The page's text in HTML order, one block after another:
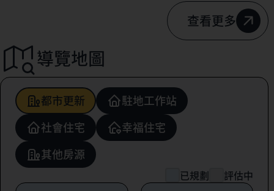
查看更多
導覽地圖
都市更新
駐地工作站
社會住宅
幸福住宅
其他房源
已規劃 評估中